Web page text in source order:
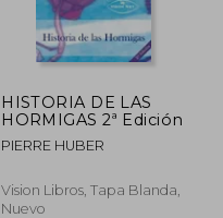
45%
HISTORIA DE LAS
HORMIGAS 2ª Edición
PIERRE HUBER
Vision Libros, Tapa Blanda,
Nuevo